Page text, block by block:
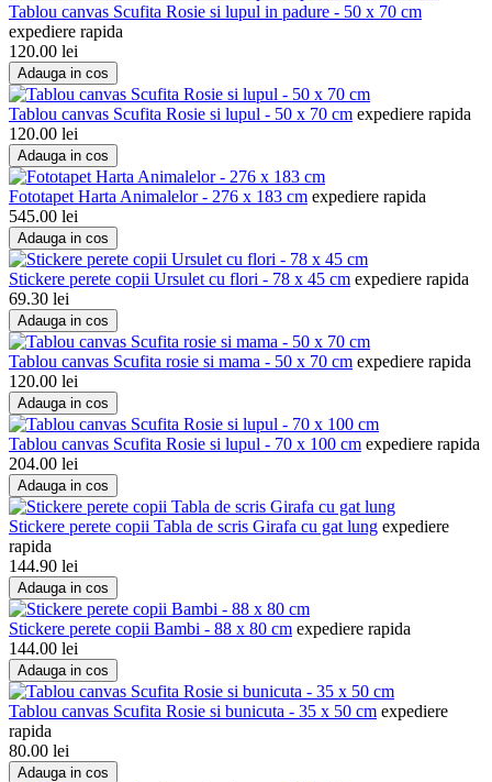
Tablou canvas Scufita Rosie si lupul in padure - 50 x 70 cm
expediere rapida
120.00 lei
Adauga in cos
Tablou canvas Scufita Rosie si lupul - 50 x 70 cm expediere rapida
120.00 lei
Adauga in cos
Fototapet Harta Animalelor - 276 x 183 cm expediere rapida
545.00 lei
Adauga in cos
Stickere perete copii Ursulet cu flori - 78 x 45 cm expediere rapida
69.30 lei
Adauga in cos
Tablou canvas Scufita rosie si mama - 50 x 70 cm expediere rapida
120.00 lei
Adauga in cos
Tablou canvas Scufita Rosie si lupul - 70 x 100 cm expediere rapida
204.00 lei
Adauga in cos
Stickere perete copii Tabla de scris Girafa cu gat lung expediere
rapida
144.90 lei
Adauga in cos
Stickere perete copii Bambi - 88 x 80 cm expediere rapida
144.00 lei
Adauga in cos
Tablou canvas Scufita Rosie si bunicuta - 35 x 50 cm expediere
rapida
80.00 lei
Adauga in cos